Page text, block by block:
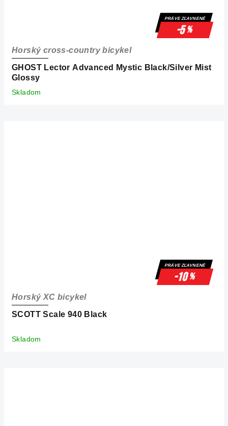
PRÁVE ZĽAVNENÉ
-5%
GHOST Lector Advanced Mystic Black/Silver Mist
Glossy
Horský cross-country bicykel
Skladom
PRÁVE ZĽAVNENÉ
-10%
SCOTT Scale 940 Black
Horský XC bicykel
Skladom